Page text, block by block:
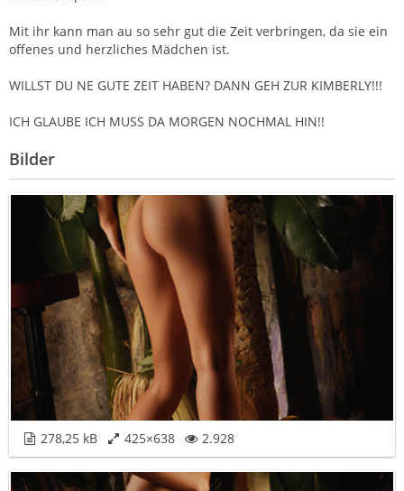
Mit ihr kann man au so sehr gut die Zeit verbringen, da sie ein
offenes und herzliches Mädchen ist.
WILLST DU NE GUTE ZEIT HABEN? DANN GEH ZUR KIMBERLY!!!
ICH GLAUBE ICH MUSS DA MORGEN NOCHMAL HIN!!
Bilder
278,25 kB 425×638 2.928